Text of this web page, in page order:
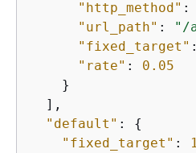
"http_method" :
"url_path" : "/
"fixed_target"
"rate" : 0.05
    }
  ],
"default" : {
"fixed_target" :